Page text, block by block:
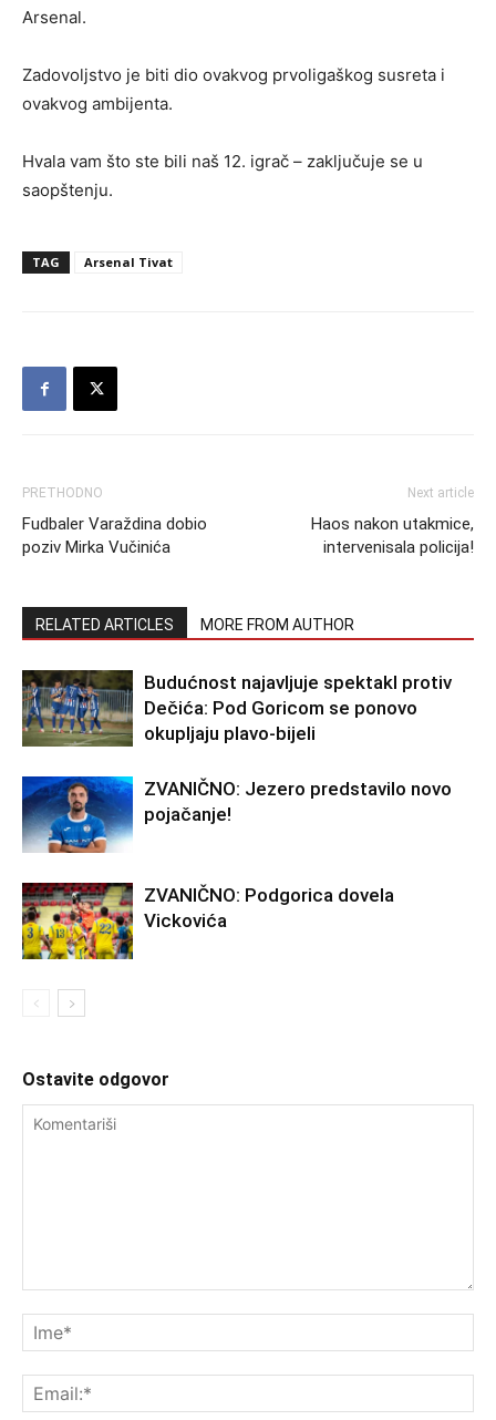
Arsenal.
Zadovoljstvo je biti dio ovakvog prvoligaškog susreta i
ovakvog ambijenta.
Hvala vam što ste bili naš 12. igrač – zaključuje se u
saopštenju.
TAG Arsenal Tivat
PRETHODNO
Fudbaler Varaždina dobio
poziv Mirka Vučinića
Next article
Haos nakon utakmice,
intervenisala policija!
RELATED ARTICLES MORE FROM AUTHOR
Budućnost najavljuje spektakl protiv
Dečića: Pod Goricom se ponovo
okupljaju plavo-bijeli
ZVANIČNO: Jezero predstavilo novo
pojačanje!
ZVANIČNO: Podgorica dovela
Vickovića
Ostavite odgovor